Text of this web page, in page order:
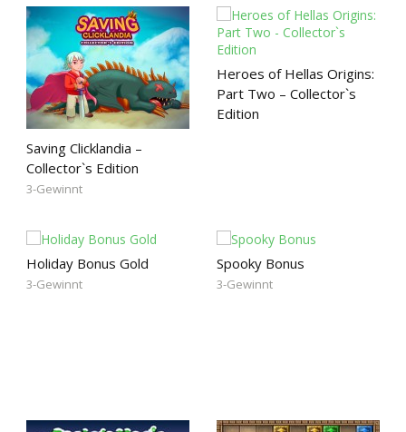
Saving Clicklandia –
Collector`s Edition
3-Gewinnt
Heroes of Hellas Origins:
Part Two – Collector`s
Edition
Holiday Bonus Gold
3-Gewinnt
Spooky Bonus
3-Gewinnt